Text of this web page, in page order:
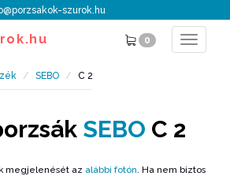
szurok.hu
0
Toggle
SEBO C 2
SEBO C 2
megjelenését az alábbi fotón. Ha nem biztos